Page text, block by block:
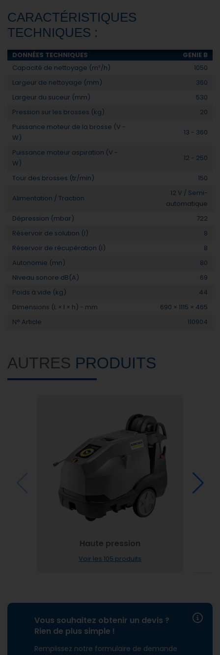
CARACTÉRISTIQUES
TECHNIQUES :
DONNÉES TECHNIQUES
GENIE B
Capacité de nettoyage (m²/h)
1050
Largeur de nettoyage (mm)
360
Largeur du suceur (mm)
530
Pression sur les brosses (kg)
20
Puissance moteur de la brosse (V -
W)
13 - 360
Puissance moteur aspiration (V -
W)
12 - 250
Tour des brosses (tr/min) 150
Alimentation / Traction
12 V / Semi-
automatique
Dépression (mbar)
722
Réservoir de solution (l)
8
Réservoir de récupération (l)
8
Autonomie (mn)
80
Niveau sonore dB(A)
69
Poids à vide (kg)
44
Dimensions (L × l × h) - mm
690 × 1115 × 465
N° Article
110904
AUTRES PRODUITS
Haute pression
Voir les 105 produits
Vous souhaitez obtenir un devis ?
Rien de plus simple !
Remplissez notre formulaire de demande